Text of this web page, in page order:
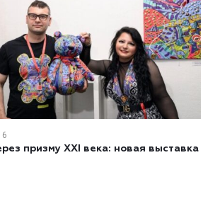
призму XXI века: новая выставка